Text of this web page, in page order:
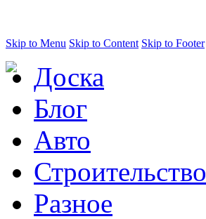
Skip to Menu Skip to Content Skip to Footer
Доска
Блог
Авто
Строительство
Разное